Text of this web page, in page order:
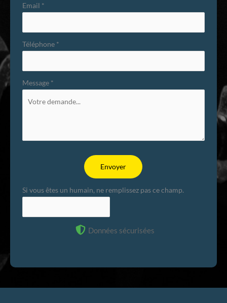
Email *
Téléphone *
Message *
Envoyer
Si vous êtes un humain, ne remplissez pas ce champ.
Données sécurisées